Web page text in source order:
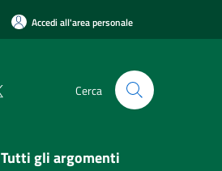
Accedi all'area personale
Cerca
Tutti gli argomenti